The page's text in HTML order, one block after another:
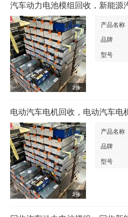
2张
产品名称
品牌
型号
电动汽车电机回收，电动汽车电
2张
产品名称
品牌
型号